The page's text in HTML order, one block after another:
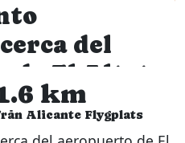
del
de El Altet
km
Alicante Flygplats